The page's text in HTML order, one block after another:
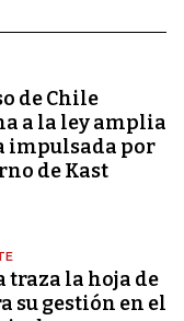
de Chile
a la ley amplia
impulsada por
de Kast
traza la hoja de
su gestión en el